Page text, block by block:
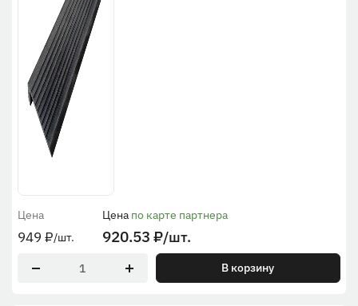
Цена
949 ₽/шт.
Цена по карте партнера
920.53 ₽/шт.
В корзину